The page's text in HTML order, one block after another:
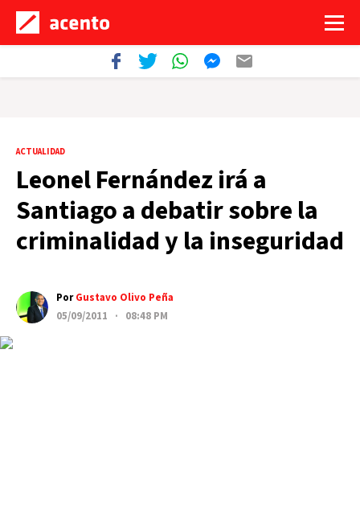
ACTUALIDAD
Leonel Fernández irá a
Santiago a debatir sobre la
criminalidad y la inseguridad
PorGustavo Olivo Peña
05/09/2011 · 08:48 PM